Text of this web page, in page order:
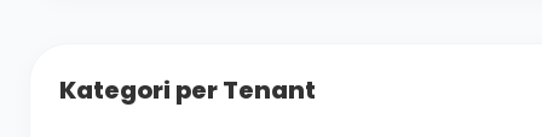
Kategori per Tenant